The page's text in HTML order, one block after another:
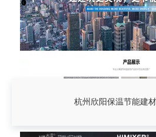
杭州欣阳保温节能建